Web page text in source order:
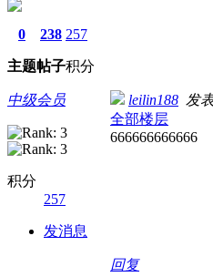
0
主题
238
帖子
257
积分
中级会员
积分
257
发消息
leilin188 发
全部楼层
666666666666
回复